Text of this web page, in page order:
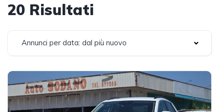
20 Risultati
Annunci per data: dal più nuovo